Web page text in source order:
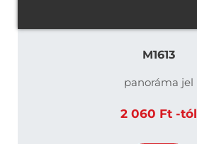
M1613
panoráma jel
2 060 Ft -tól